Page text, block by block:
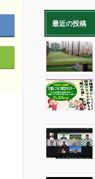
最近の投稿